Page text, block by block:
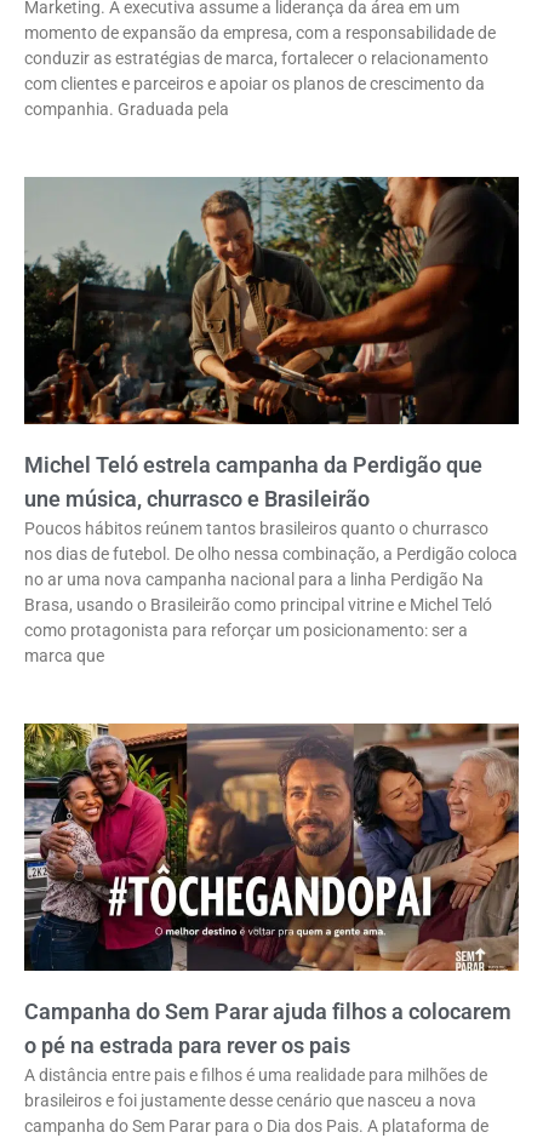
Marketing. A executiva assume a liderança da área em um
momento de expansão da empresa, com a responsabilidade de
conduzir as estratégias de marca, fortalecer o relacionamento
com clientes e parceiros e apoiar os planos de crescimento da
companhia. Graduada pela
Michel Teló estrela campanha da Perdigão que
une música, churrasco e Brasileirão
Poucos hábitos reúnem tantos brasileiros quanto o churrasco
nos dias de futebol. De olho nessa combinação, a Perdigão coloca
no ar uma nova campanha nacional para a linha Perdigão Na
Brasa, usando o Brasileirão como principal vitrine e Michel Teló
como protagonista para reforçar um posicionamento: ser a
marca que
Campanha do Sem Parar ajuda filhos a colocarem
o pé na estrada para rever os pais
A distância entre pais e filhos é uma realidade para milhões de
brasileiros e foi justamente desse cenário que nasceu a nova
campanha do Sem Parar para o Dia dos Pais. A plataforma de